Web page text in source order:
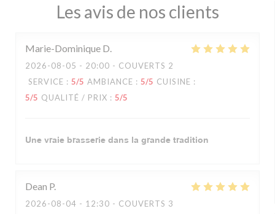
Les avis de nos clients
Marie-Dominique D
2026-08-05 - 20:00 - COUVERTS 2
SERVICE : 5/5 AMBIANCE : 5/5 CUISINE :
5/5 QUALITÉ / PRIX : 5/5
Une vraie brasserie dans la grande tradition
Dean P
2026-08-04 - 12:30 - COUVERTS 3